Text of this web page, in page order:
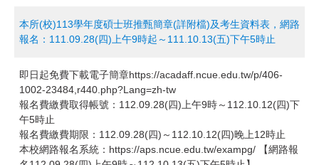
本所(校)113學年度碩士班推甄簡章(詳附檔)及考生資料表，網路
報名：111.09.28(四)上午9時起～111.10.13(五)下午5時止
即日起免費下載電子簡章https://acadaff.ncue.edu.tw/p/406-
1002-23484,r440.php?Lang=zh-tw
報名費繳費取得帳號：112.09.28(四)上午9時～112.10.12(四)下
午5時止
報名費繳費期限：112.09.28(四)～112.10.12(四)晚上12時止
本校網路報名系統：https://aps.ncue.edu.tw/exampg/ 【網路報